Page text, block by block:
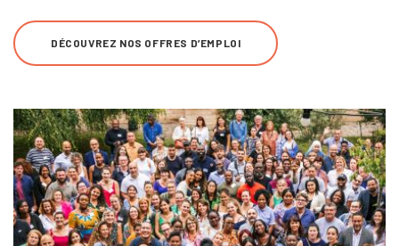
DÉCOUVREZ NOS OFFRES D’EMPLOI